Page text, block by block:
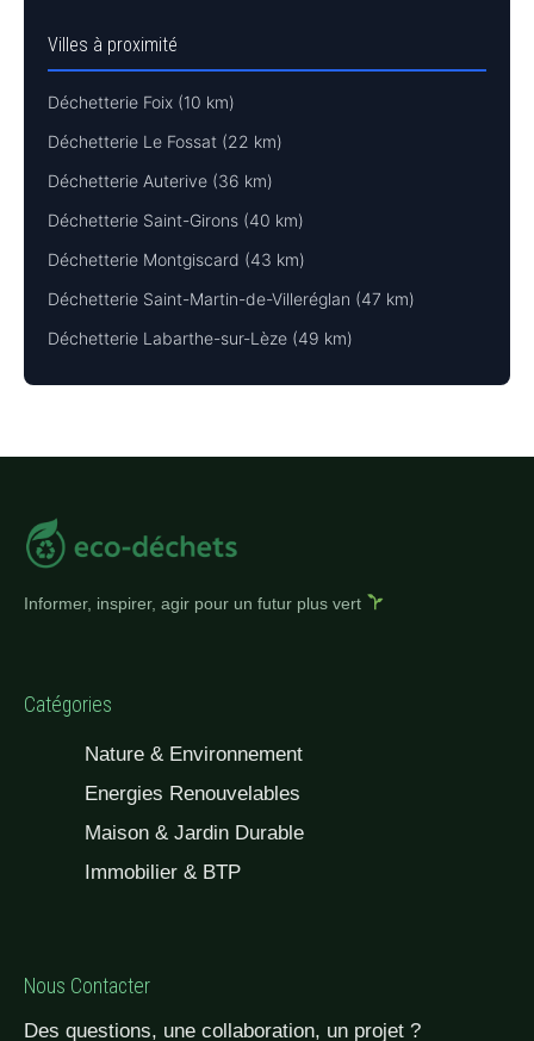
Villes à proximité
Déchetterie Foix (10 km)
Déchetterie Le Fossat (22 km)
Déchetterie Auterive (36 km)
Déchetterie Saint-Girons (40 km)
Déchetterie Montgiscard (43 km)
Déchetterie Saint-Martin-de-Villeréglan (47 km)
Déchetterie Labarthe-sur-Lèze (49 km)
Informer, inspirer, agir pour un futur plus vert
Catégories
Nature & Environnement
Energies Renouvelables
Maison & Jardin Durable
Immobilier & BTP
Nous Contacter
Des questions, une collaboration, un projet ?